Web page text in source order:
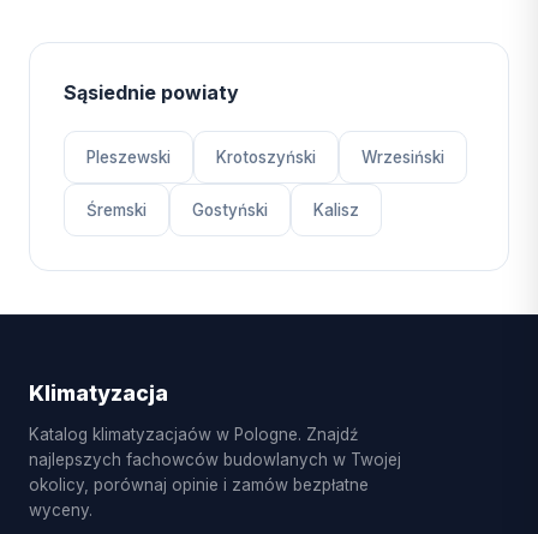
Sąsiednie powiaty
Pleszewski Krotoszyński Wrzesiński
Śremski Gostyński Kalisz
Klimatyzacja
Katalog klimatyzacjaów w Pologne. Znajdź
najlepszych fachowców budowlanych w Twojej
okolicy, porównaj opinie i zamów bezpłatne
wyceny.